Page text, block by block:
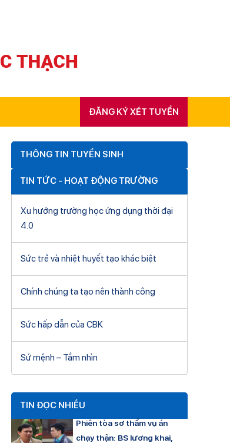
ĐĂNG KÝ XÉT TUYỂN
THÔNG TIN TUYỂN SINH
TIN TỨC - HOẠT ĐỘNG TRƯỜNG
Xu hướng trường học ứng dụng thời đại
4.0
Sức trẻ và nhiệt huyết tạo khác biệt
Chính chúng ta tạo nên thành công
Sức hấp dẫn của CBK
Sứ mệnh – Tầm nhìn
TIN ĐỌC NHIỀU
Phiên tòa sơ thẩm vụ án
chạy thận: BS lương khai,